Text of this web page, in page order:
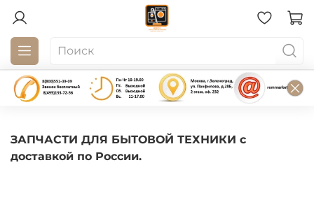
ЗАПЧАСТИ ДЛЯ БЫТОВОЙ ТЕХНИКИ с
доставкой по России.